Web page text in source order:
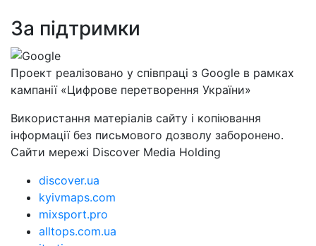
За підтримки
Проект реалізовано у співпраці з Google в рамках
кампанії «Цифрове перетворення України»
Використання матеріалів сайту і копіювання
інформації без письмового дозволу заборонено.
Сайти мережі Discover Media Holding
discover.ua
kyivmaps.com
mixsport.pro
alltops.com.ua